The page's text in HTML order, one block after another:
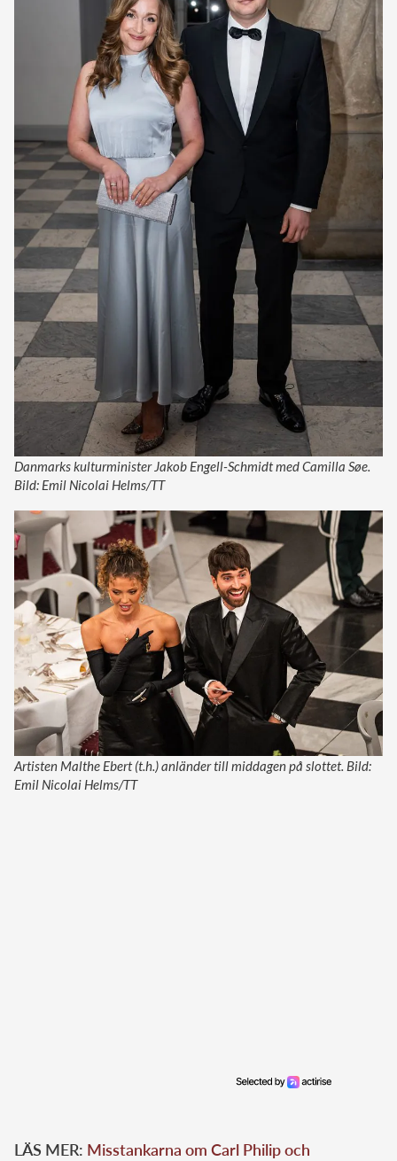
Danmarks kulturminister Jakob Engell-Schmidt med Camilla Søe.
Bild: Emil Nicolai Helms/TT
Artisten Malthe Ebert (t.h.) anländer till middagen på slottet. Bild:
Emil Nicolai Helms/TT
LÄS MER: Misstankarna om Carl Philip och